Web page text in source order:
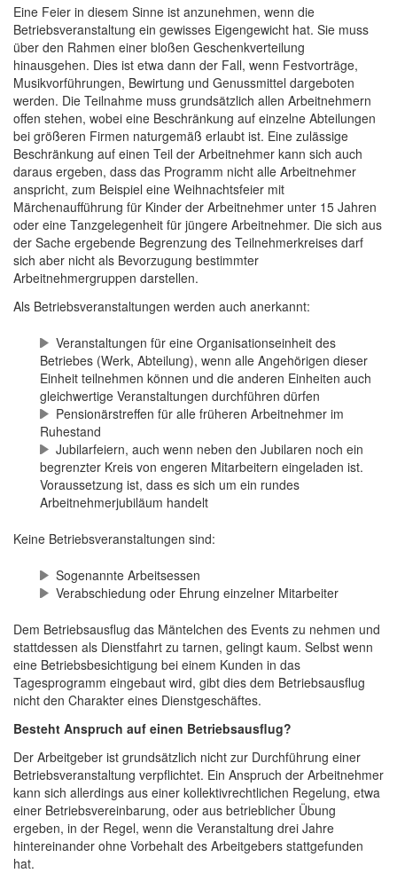
Eine Feier in diesem Sinne ist anzunehmen, wenn die
Betriebsveranstaltung ein gewisses Eigengewicht hat. Sie muss
über den Rahmen einer bloßen Geschenkverteilung
hinausgehen. Dies ist etwa dann der Fall, wenn Festvorträge,
Musikvorführungen, Bewirtung und Genussmittel dargeboten
werden. Die Teilnahme muss grundsätzlich allen Arbeitnehmern
offen stehen, wobei eine Beschränkung auf einzelne Abteilungen
bei größeren Firmen naturgemäß erlaubt ist. Eine zulässige
Beschränkung auf einen Teil der Arbeitnehmer kann sich auch
daraus ergeben, dass das Programm nicht alle Arbeitnehmer
anspricht, zum Beispiel eine Weihnachtsfeier mit
Märchenaufführung für Kinder der Arbeitnehmer unter 15 Jahren
oder eine Tanzgelegenheit für jüngere Arbeitnehmer. Die sich aus
der Sache ergebende Begrenzung des Teilnehmerkreises darf
sich aber nicht als Bevorzugung bestimmter
Arbeitnehmergruppen darstellen.
Als Betriebsveranstaltungen werden auch anerkannt:
Veranstaltungen für eine Organisationseinheit des
Betriebes (Werk, Abteilung), wenn alle Angehörigen dieser
Einheit teilnehmen können und die anderen Einheiten auch
gleichwertige Veranstaltungen durchführen dürfen
Pensionärstreffen für alle früheren Arbeitnehmer im
Ruhestand
Jubilarfeiern, auch wenn neben den Jubilaren noch ein
begrenzter Kreis von engeren Mitarbeitern eingeladen ist.
Voraussetzung ist, dass es sich um ein rundes
Arbeitnehmerjubiläum handelt
Keine Betriebsveranstaltungen sind:
Sogenannte Arbeitsessen
Verabschiedung oder Ehrung einzelner Mitarbeiter
Dem Betriebsausflug das Mäntelchen des Events zu nehmen und
stattdessen als Dienstfahrt zu tarnen, gelingt kaum. Selbst wenn
eine Betriebsbesichtigung bei einem Kunden in das
Tagesprogramm eingebaut wird, gibt dies dem Betriebsausflug
nicht den Charakter eines Dienstgeschäftes.
Besteht Anspruch auf einen Betriebsausflug?
Der Arbeitgeber ist grundsätzlich nicht zur Durchführung einer
Betriebsveranstaltung verpflichtet. Ein Anspruch der Arbeitnehmer
kann sich allerdings aus einer kollektivrechtlichen Regelung, etwa
einer Betriebsvereinbarung, oder aus betrieblicher Übung
ergeben, in der Regel, wenn die Veranstaltung drei Jahre
hintereinander ohne Vorbehalt des Arbeitgebers stattgefunden
hat.